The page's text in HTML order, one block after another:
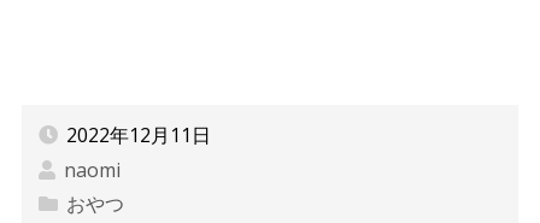
2022年12月11日
naomi
おやつ